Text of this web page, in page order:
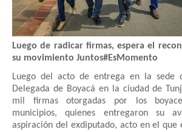
Luego de radicar firmas, espera el
su movimiento Juntos#EsMomento
Luego del acto de entrega en la sede
Delegada de Boyacá en la ciudad de
mil firmas otorgadas por los
municipios, quienes entregaron su
aspiración del exdiputado, acto en el que